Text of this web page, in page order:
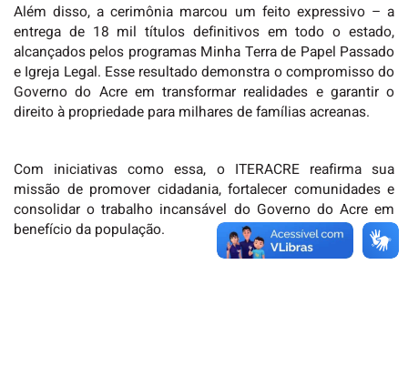
Além disso, a cerimônia marcou um feito expressivo – a
entrega de 18 mil títulos definitivos em todo o estado,
alcançados pelos programas Minha Terra de Papel Passado
e Igreja Legal. Esse resultado demonstra o compromisso do
Governo do Acre em transformar realidades e garantir o
direito à propriedade para milhares de famílias acreanas.
Com iniciativas como essa, o ITERACRE reafirma sua
missão de promover cidadania, fortalecer comunidades e
consolidar o trabalho incansável do Governo do Acre em
benefício da população.